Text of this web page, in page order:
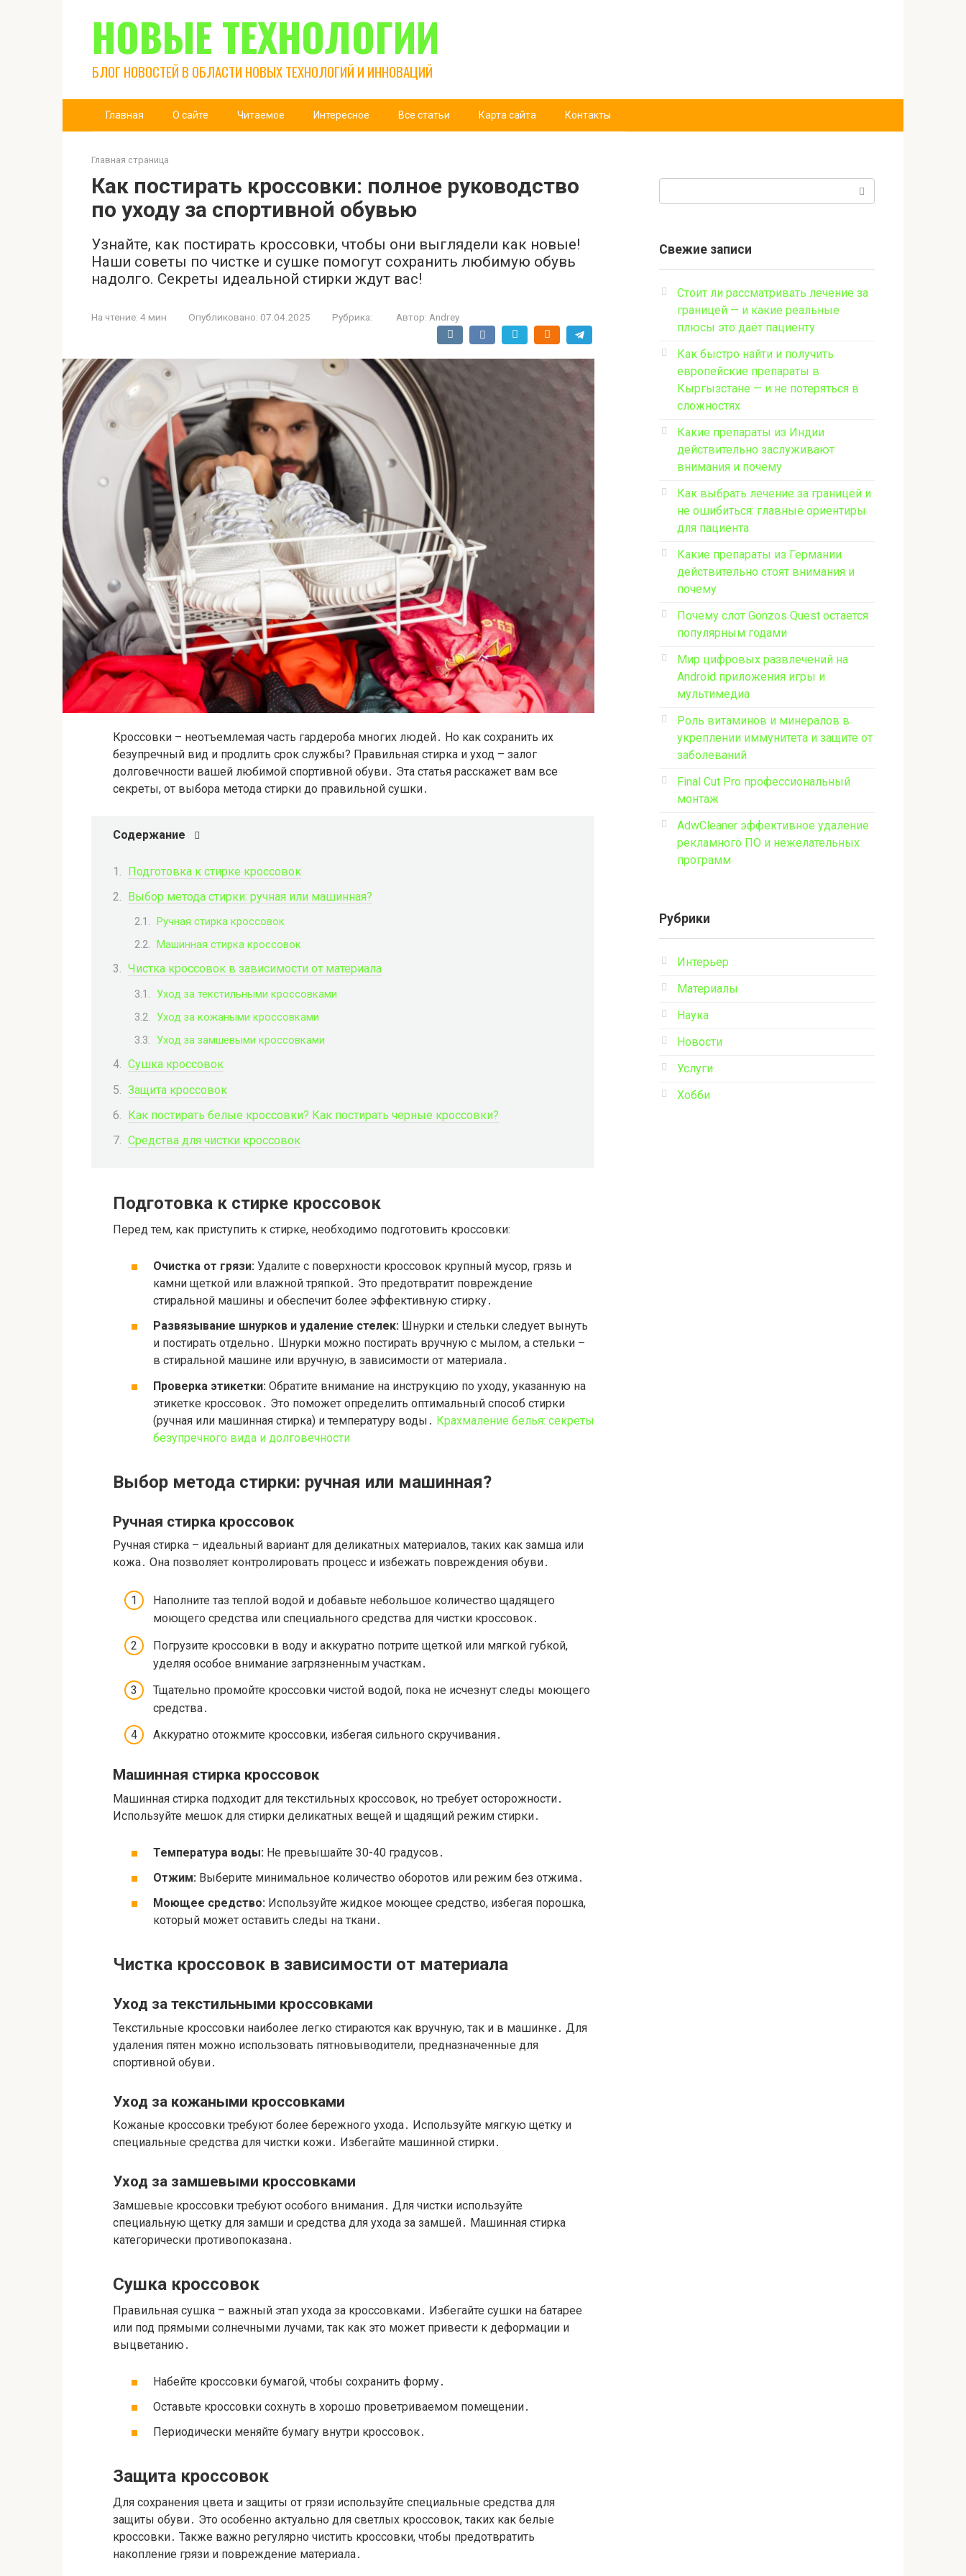
НОВЫЕ ТЕХНОЛОГИИ
БЛОГ НОВОСТЕЙ В ОБЛАСТИ НОВЫХ ТЕХНОЛОГИЙ И ИННОВАЦИЙ
Главная О сайте Читаемое Интересное Все статьи Карта сайта Контакты
Главная страница
Как постирать кроссовки: полное руководство
по уходу за спортивной обувью
Узнайте, как постирать кроссовки, чтобы они выглядели как новые!
Наши советы по чистке и сушке помогут сохранить любимую обувь
надолго. Секреты идеальной стирки ждут вас!
На чтение: 4 мин Опубликовано: 07.04.2025 Рубрика: Автор: Andrey
Кроссовки – неотъемлемая часть гардероба многих людей․ Но как сохранить их
безупречный вид и продлить срок службы? Правильная стирка и уход – залог
долговечности вашей любимой спортивной обуви․ Эта статья расскажет вам все
секреты, от выбора метода стирки до правильной сушки․
Содержание
Подготовка к стирке кроссовок
Выбор метода стирки: ручная или машинная?
Ручная стирка кроссовок
Машинная стирка кроссовок
Чистка кроссовок в зависимости от материала
Уход за текстильными кроссовками
Уход за кожаными кроссовками
Уход за замшевыми кроссовками
Сушка кроссовок
Защита кроссовок
Как постирать белые кроссовки? Как постирать черные кроссовки?
Средства для чистки кроссовок
Подготовка к стирке кроссовок
Перед тем, как приступить к стирке, необходимо подготовить кроссовки:
Очистка от грязи: Удалите с поверхности кроссовок крупный мусор, грязь и
камни щеткой или влажной тряпкой․ Это предотвратит повреждение
стиральной машины и обеспечит более эффективную стирку․
Развязывание шнурков и удаление стелек: Шнурки и стельки следует вынуть
и постирать отдельно․ Шнурки можно постирать вручную с мылом, а стельки –
в стиральной машине или вручную, в зависимости от материала․
Проверка этикетки: Обратите внимание на инструкцию по уходу, указанную на
этикетке кроссовок․ Это поможет определить оптимальный способ стирки
(ручная или машинная стирка) и температуру воды․ Крахмаление белья: секреты
безупречного вида и долговечности
Выбор метода стирки: ручная или машинная?
Ручная стирка кроссовок
Ручная стирка – идеальный вариант для деликатных материалов, таких как замша или
кожа․ Она позволяет контролировать процесс и избежать повреждения обуви․
Наполните таз теплой водой и добавьте небольшое количество щадящего
моющего средства или специального средства для чистки кроссовок․
Погрузите кроссовки в воду и аккуратно потрите щеткой или мягкой губкой,
уделяя особое внимание загрязненным участкам․
Тщательно промойте кроссовки чистой водой, пока не исчезнут следы моющего
средства․
Аккуратно отожмите кроссовки, избегая сильного скручивания․
Машинная стирка кроссовок
Машинная стирка подходит для текстильных кроссовок, но требует осторожности․
Используйте мешок для стирки деликатных вещей и щадящий режим стирки․
Температура воды: Не превышайте 30-40 градусов․
Отжим: Выберите минимальное количество оборотов или режим без отжима․
Моющее средство: Используйте жидкое моющее средство, избегая порошка,
который может оставить следы на ткани․
Чистка кроссовок в зависимости от материала
Уход за текстильными кроссовками
Текстильные кроссовки наиболее легко стираются как вручную, так и в машинке․ Для
удаления пятен можно использовать пятновыводители, предназначенные для
спортивной обуви․
Уход за кожаными кроссовками
Кожаные кроссовки требуют более бережного ухода․ Используйте мягкую щетку и
специальные средства для чистки кожи․ Избегайте машинной стирки․
Уход за замшевыми кроссовками
Замшевые кроссовки требуют особого внимания․ Для чистки используйте
специальную щетку для замши и средства для ухода за замшей․ Машинная стирка
категорически противопоказана․
Сушка кроссовок
Правильная сушка – важный этап ухода за кроссовками․ Избегайте сушки на батарее
или под прямыми солнечными лучами, так как это может привести к деформации и
выцветанию․
Набейте кроссовки бумагой, чтобы сохранить форму․
Оставьте кроссовки сохнуть в хорошо проветриваемом помещении․
Периодически меняйте бумагу внутри кроссовок․
Защита кроссовок
Для сохранения цвета и защиты от грязи используйте специальные средства для
защиты обуви․ Это особенно актуально для светлых кроссовок, таких как белые
кроссовки․ Также важно регулярно чистить кроссовки, чтобы предотвратить
накопление грязи и повреждение материала․
Свежие записи
Стоит ли рассматривать лечение за
границей — и какие реальные
плюсы это даёт пациенту
Как быстро найти и получить
европейские препараты в
Кыргызстане — и не потеряться в
сложностях
Какие препараты из Индии
действительно заслуживают
внимания и почему
Как выбрать лечение за границей и
не ошибиться: главные ориентиры
для пациента
Какие препараты из Германии
действительно стоят внимания и
почему
Почему слот Gonzos Quest остается
популярным годами
Мир цифровых развлечений на
Android приложения игры и
мультимедиа
Роль витаминов и минералов в
укреплении иммунитета и защите от
заболеваний
Final Cut Pro профессиональный
монтаж
AdwCleaner эффективное удаление
рекламного ПО и нежелательных
программ
Рубрики
Интерьер
Материалы
Наука
Новости
Услуги
Хобби